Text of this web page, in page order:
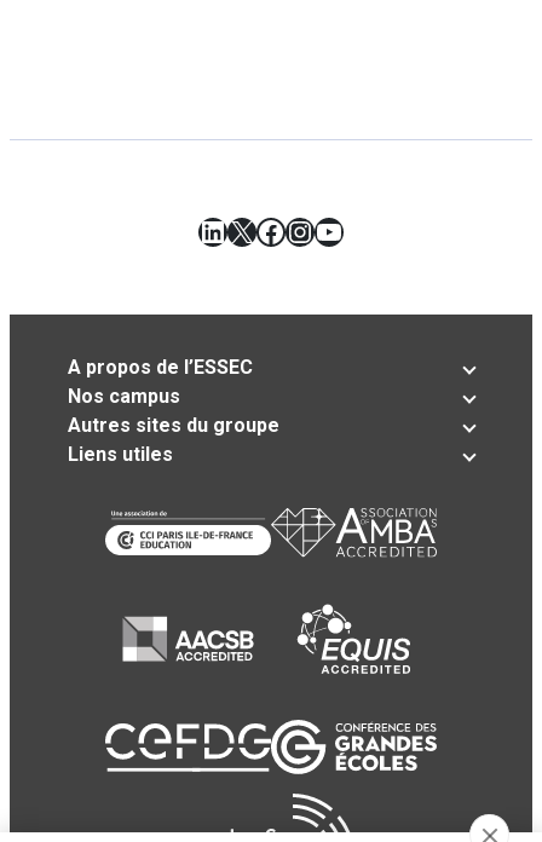
LinkedIn
X Facebook
Instagram
YouTube
A propos de l’ESSEC
Nos campus
Autres sites du groupe
Liens utiles